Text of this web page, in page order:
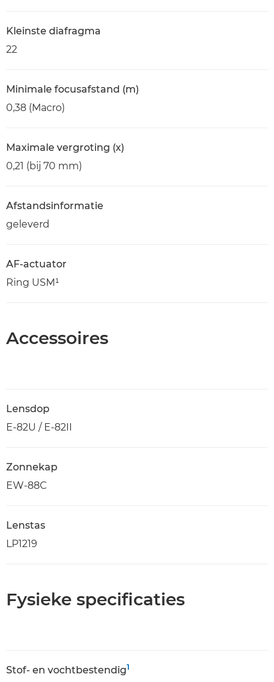
Kleinste diafragma
22
Minimale focusafstand (m)
0,38 (Macro)
Maximale vergroting (x)
0,21 (bij 70 mm)
Afstandsinformatie
geleverd
AF-actuator
Ring USM¹
Accessoires
Lensdop
E-82U / E-82II
Zonnekap
EW-88C
Lenstas
LP1219
Fysieke specificaties
Stof- en vochtbestendig1